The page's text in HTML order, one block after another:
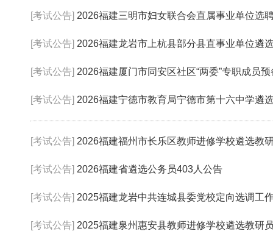
[考试公告] 2026福建三明市妇女联合会直属事业单位选
[考试公告] 2026福建龙岩市上杭县部分县直事业单位遴
[考试公告] 2026福建厦门市同安区社区“两委”专职成员
[考试公告] 2026福建宁德市教育局宁德市第十六中学遴选
[考试公告] 2026福建福州市长乐区教师进修学校遴选教
[考试公告] 2026福建省遴选公务员403人公告
[考试公告] 2025福建龙岩中共连城县委党校定向选调工
[考试公告] 2025福建泉州惠安县教师进修学校遴选教研